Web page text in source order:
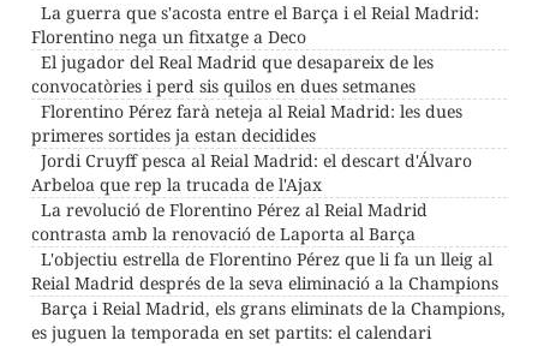
La guerra que s'acosta entre el Barça i el Reial Madrid:
Florentino nega un fitxatge a Deco
El jugador del Real Madrid que desapareix de les
convocatòries i perd sis quilos en dues setmanes
Florentino Pérez farà neteja al Reial Madrid: les dues
primeres sortides ja estan decidides
Jordi Cruyff pesca al Reial Madrid: el descart d'Álvaro
Arbeloa que rep la trucada de l'Ajax
La revolució de Florentino Pérez al Reial Madrid
contrasta amb la renovació de Laporta al Barça
L'objectiu estrella de Florentino Pérez que li fa un lleig al
Reial Madrid després de la seva eliminació a la Champions
Barça i Reial Madrid, els grans eliminats de la Champions,
es juguen la temporada en set partits: el calendari